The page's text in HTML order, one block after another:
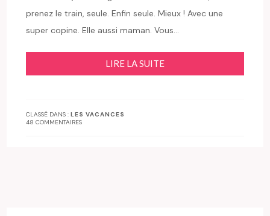
prenez le train, seule. Enfin seule. Mieux ! Avec une
super copine. Elle aussi maman. Vous…
LIRE LA SUITE
CLASSÉ DANS :LES VACANCES
48 COMMENTAIRES